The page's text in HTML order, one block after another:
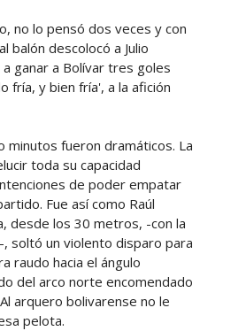
no lo pensó dos veces y con
balón descolocó a Julio
ganar a Bolívar tres goles
fría, y bien fría', a la afición
minutos fueron dramáticos. La
toda su capacidad
de poder empatar
Fue así como Raúl
desde los 30 metros, -con la
soltó un violento disparo para
raudo hacia el ángulo
del arco norte encomendado
arquero bolivarense no le
pelota.